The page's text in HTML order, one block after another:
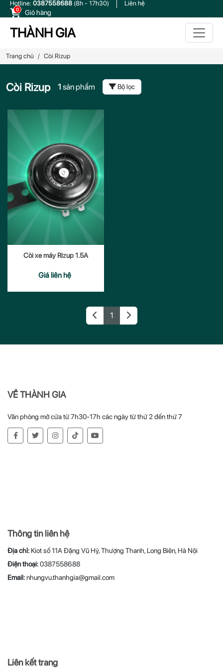
Hotline: 0387558688 (8h - 17h30) Liên hệ
0 Giỏ hàng
THÀNH GIA
Trang chủ Còi Rizup
Còi Rizup 1 sản phẩm Bộ lọc
Còi xe máy Rizup 1.5A
Giá liên hệ
1
VỀ THÀNH GIA
Văn phòng mở cửa từ 7h30-17h các ngày từ thứ 2 đến thứ 7
Thông tin liên hệ
Địa chỉ: Kiot số 11A Đặng Vũ Hỷ, Thượng Thanh, Long Biên, Hà Nội
Điện thoại:0387558688
Email:nhungvu.thanhgia@gmail.com
Liên kết trang